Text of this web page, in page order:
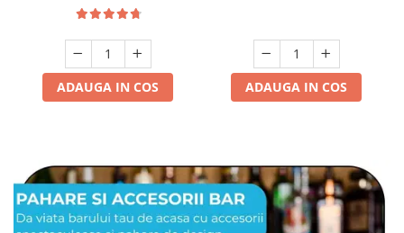
ADAUGA IN COS ADAUGA IN COS